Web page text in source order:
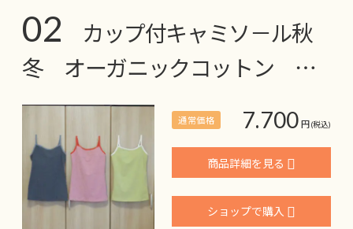
02
カップ付キャミソ－ル秋
冬 オーガニックコットン …
通常価格 7.700円(税込)
商品詳細を見る
ショップで購入